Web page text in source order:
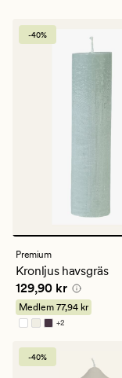
-40%
Premium
Kronljus havsgräs
Pris 129,90 kr
129,90 kr
Medlem 77,94 kr
+2
Finns i fler färger
-40%